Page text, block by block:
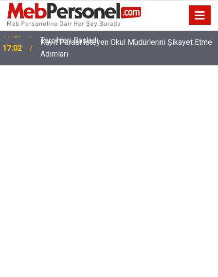
17:02
Kayıt Parası İsteyen Okul Müdürlerini Şikayet Etme
Adımları